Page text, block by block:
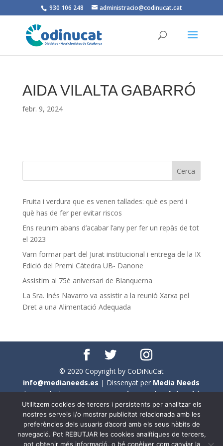
930 106 248 administracio@codinucat.cat
AIDA VILALTA GABARRÓ
febr. 9, 2024
Fruita i verdura que es venen tallades: què es perd i
què has de fer per evitar riscos
Ens reunim abans d’acabar l’any per fer un repàs de tot
el 2023
Vam formar part del Jurat institucional i entrega de la IX
Edició del Premi Càtedra UB- Danone
Assistim al 75è aniversari de Blanquerna
La Sra. Inés Navarro va assistir a la reunió Xarxa pel
Dret a una Alimentació Adequada
© 2020 Copyright by CoDiNuCat
info@medianeeds.es | Dissenyat per Media Needs
| Tots els drets reservats aCoDiNuCat |Avís legal|
Avís per cookies
En aquest web s'ha tingut en compte l'ús no sexista del
llenguatge. No obstant això, i a causa de la seva
Utilitzem cookies de tercers i persistents per analitzar els
nostres serveis i/o mostrar publicitat relacionada amb les
preferències dels usuaris d’acord amb els seus hàbits de
navegació. Pot REBUTJAR les cookies analítiques de tercers,
pot obtenir més informació, o bé conèixer com canviar la